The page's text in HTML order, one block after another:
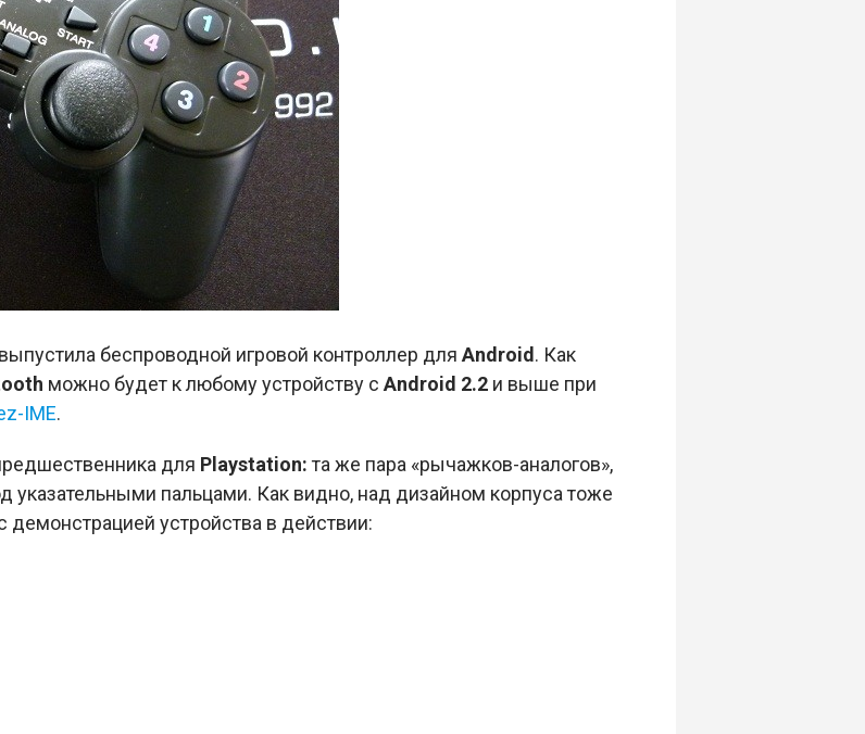
беспроводной игровой контроллер для Android . Как
можно будет к любому устройству с Android 2.2и выше при
IME.
для Playstation:та же пара «рычажков-аналогов»,
указательными пальцами. Как видно, над дизайном корпуса тоже
демонстрацией устройства в действии: